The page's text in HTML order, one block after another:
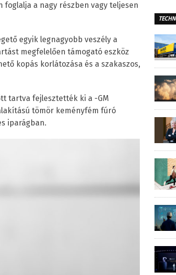
foglalja a nagy részben vagy teljesen
egyik legnagyobb veszély a
megfelelően támogató eszköz
kopás korlátozása és a szakaszos,
tartva fejlesztették ki a -GM
tömör keményfém fúró
iparágban.